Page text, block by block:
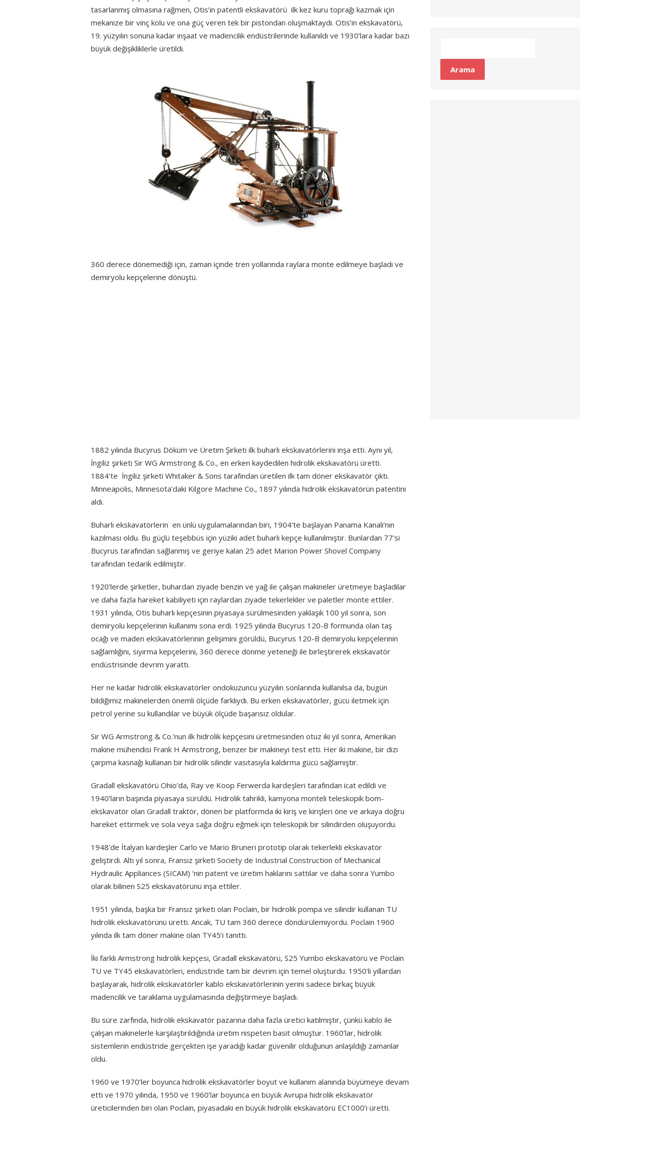
tasarlanmış olmasına rağmen, Otis’in patentli ekskavatörü ilk kez kuru toprağı kazmak için
mekanize bir vinç kolu ve ona güç veren tek bir pistondan oluşmaktaydı. Otis’in ekskavatörü,
19. yüzyılın sonuna kadar inşaat ve madencilik endüstrilerinde kullanıldı ve 1930’lara kadar bazı
büyük değişikliklerle üretildi.
360 derece dönemediği için, zaman içinde tren yollarında raylara monte edilmeye başladı ve
demiryolu kepçelerine dönüştü.
1882 yılında Bucyrus Döküm ve Üretim Şirketi ilk buharlı ekskavatörlerini inşa etti. Aynı yıl,
İngiliz şirketi Sir WG Armstrong & Co., en erken kaydedilen hidrolik ekskavatörü üretti.
1884’te İngiliz şirketi Whitaker & Sons tarafından üretilen ilk tam döner ekskavatör çıktı.
Minneapolis, Minnesota’daki Kilgore Machine Co., 1897 yılında hidrolik ekskavatörün patentini
aldı.
Buharlı ekskavatörlerin en ünlü uygulamalarından biri, 1904’te başlayan Panama Kanalı’nın
kazılması oldu. Bu güçlü teşebbüs için yüziki adet buharlı kepçe kullanılmıştır. Bunlardan 77’si
Bucyrus tarafından sağlanmış ve geriye kalan 25 adet Marion Power Shovel Company
tarafından tedarik edilmiştir.
1920’lerde şirketler, buhardan ziyade benzin ve yağ ile çalışan makineler üretmeye başladılar
ve daha fazla hareket kabiliyeti için raylardan ziyade tekerlekler ve paletler monte ettiler.
1931 yılında, Otis buharlı kepçesinin piyasaya sürülmesinden yaklaşık 100 yıl sonra, son
demiryolu kepçelerinin kullanımı sona erdi. 1925 yılında Bucyrus 120-B formunda olan taş
ocağı ve maden ekskavatörlerinin gelişimini görüldü, Bucyrus 120-B demiryolu kepçelerinin
sağlamlığını, sıyırma kepçelerini, 360 derece dönme yeteneği ile birleştirerek ekskavatör
endüstrisinde devrim yarattı.
Her ne kadar hidrolik ekskavatörler ondokuzuncu yüzyılın sonlarında kullanılsa da, bugün
bildiğimiz makinelerden önemli ölçüde farklıydı. Bu erken ekskavatörler, gücü iletmek için
petrol yerine su kullandılar ve büyük ölçüde başarısız oldular.
Sir WG Armstrong & Co.’nun ilk hidrolik kepçesini üretmesinden otuz iki yıl sonra, Amerikan
makine mühendisi Frank H Armstrong, benzer bir makineyi test etti. Her iki makine, bir dizi
çarpma kasnağı kullanan bir hidrolik silindir vasıtasıyla kaldırma gücü sağlamıştır.
Gradall ekskavatörü Ohio’da, Ray ve Koop Ferwerda kardeşleri tarafından icat edildi ve
1940’ların başında piyasaya sürüldü. Hidrolik tahrikli, kamyona monteli teleskopik bom-
ekskavatör olan Gradall traktör, dönen bir platformda iki kiriş ve kirişleri öne ve arkaya doğru
hareket ettirmek ve sola veya sağa doğru eğmek için teleskopik bir silindirden oluşuyordu.
1948’de İtalyan kardeşler Carlo ve Mario Bruneri prototip olarak tekerlekli ekskavatör
geliştirdi. Altı yıl sonra, Fransız şirketi Society de Industrial Construction of Mechanical
Hydraulic Appliances (SICAM) ‘nin patent ve üretim haklarını sattılar ve daha sonra Yumbo
olarak bilinen S25 ekskavatörünü inşa ettiler.
1951 yılında, başka bir Fransız şirketi olan Poclain, bir hidrolik pompa ve silindir kullanan TU
hidrolik ekskavatörünü üretti. Ancak, TU tam 360 derece döndürülemiyordu. Poclain 1960
yılında ilk tam döner makine olan TY45’i tanıttı.
İki farklı Armstrong hidrolik kepçesi, Gradall ekskavatörü, S25 Yumbo ekskavatörü ve Poclain
TU ve TY45 ekskavatörleri, endüstride tam bir devrim için temel oluşturdu. 1950’li yıllardan
başlayarak, hidrolik ekskavatörler kablo ekskavatörlerinin yerini sadece birkaç büyük
madencilik ve taraklama uygulamasında değiştirmeye başladı.
Bu süre zarfında, hidrolik ekskavatör pazarına daha fazla üretici katılmıştır, çünkü kablo ile
çalışan makinelerle karşılaştırıldığında üretim nispeten basit olmuştur. 1960’lar, hidrolik
sistemlerin endüstride gerçekten işe yaradığı kadar güvenilir olduğunun anlaşıldığı zamanlar
oldu.
1960 ve 1970’ler boyunca hidrolik ekskavatörler boyut ve kullanım alanında büyümeye devam
etti ve 1970 yılında, 1950 ve 1960’lar boyunca en büyük Avrupa hidrolik ekskavatör
üreticilerinden biri olan Poclain, piyasadaki en büyük hidrolik ekskavatörü EC1000’i üretti.